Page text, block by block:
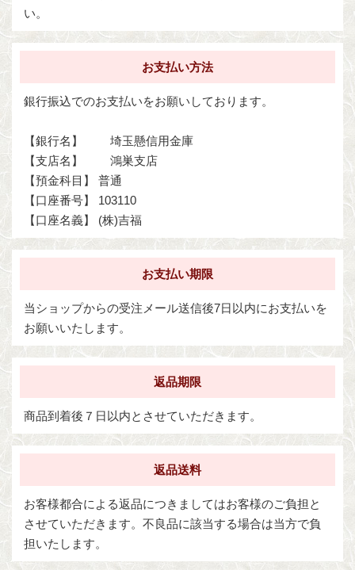
い。
お支払い方法
銀行振込でのお支払いをお願いしております。
【銀行名】 埼玉懸信用金庫
【支店名】 鴻巣支店
【預金科目】 普通
【口座番号】 103110
【口座名義】 (株)吉福
お支払い期限
当ショップからの受注メール送信後7日以内にお支払いを
お願いいたします。
返品期限
商品到着後７日以内とさせていただきます。
返品送料
お客様都合による返品につきましてはお客様のご負担と
させていただきます。不良品に該当する場合は当方で負
担いたします。